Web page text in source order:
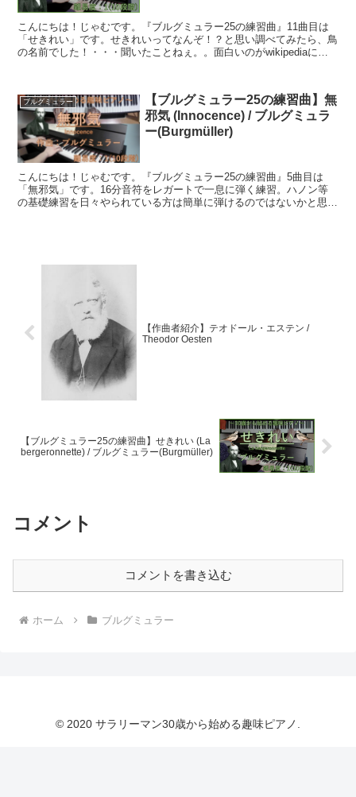
こんにちは！じゃむです。『ブルグミュラー25の練習曲』11曲目は
「せきれい」です。せきれいってなんぞ！？と思い調べてみたら、鳥
の名前でした！・・・聞いたことねぇ。。面白いのがwikipediaによ
ブルグミュラー
【ブルグミュラー25の練習曲】無
邪気 (Innocence) / ブルグミュラ
ー(Burgmüller)
こんにちは！じゃむです。『ブルグミュラー25の練習曲』5曲目は
「無邪気」です。16分音符をレガートで一息に弾く練習。ハノン等
の基礎練習を日々やられている方は簡単に弾けるのではないかと思い
【作曲者紹介】テオドール・エステン /
Theodor Oesten
【ブルグミュラー25の練習曲】せきれい (La
bergeronnette) / ブルグミュラー(Burgmüller)
コメント
コメントを書き込む
ホーム ブルグミュラー
© 2020 サラリーマン30歳から始める趣味ピアノ.